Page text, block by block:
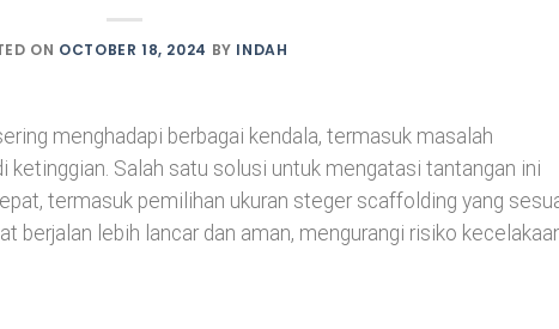
ON OCTOBER 18, 2024 BY INDAH
menghadapi berbagai kendala, termasuk masalah
ketinggian. Salah satu solusi untuk mengatasi tantangan ini
termasuk pemilihan ukuran steger scaffolding yang
berjalan lebih lancar dan aman, mengurangi risiko